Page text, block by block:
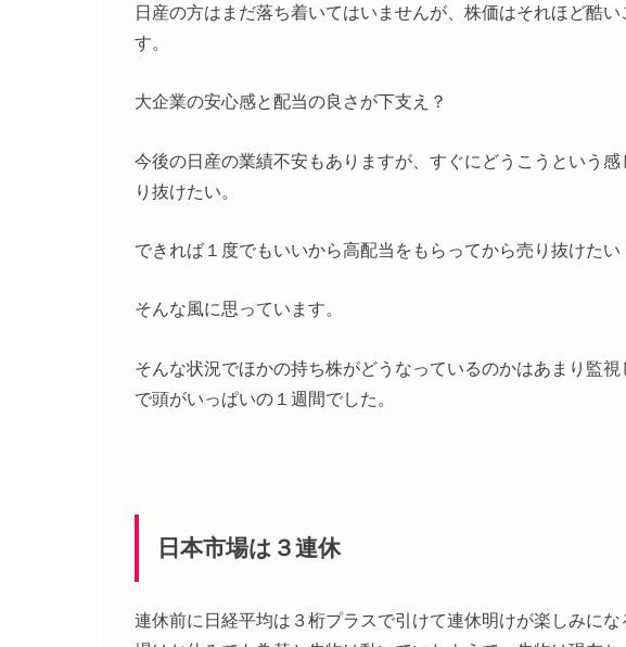
日産の方はまだ落ち着いてはいませんが、株価はそれほど酷
す。
大企業の安心感と配当の良さが下支え？
今後の日産の業績不安もありますが、すぐにどうこうという
り抜けたい。
できれば１度でもいいから高配当をもらってから売り抜けたい
そんな風に思っています。
そんな状況でほかの持ち株がどうなっているのかはあまり監
で頭がいっぱいの１週間でした。
日本市場は３連休
連休前に日経平均は３桁プラスで引けて連休明けが楽しみに